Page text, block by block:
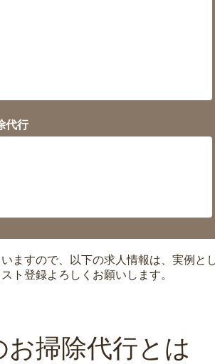
代行
ますので、以下の求人情報は、実例と
ト登録よろしくお願いします。
お掃除代行とは